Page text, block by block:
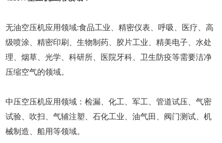
无油空压机应用领域:食品工业、精密仪表、呼吸、医疗、高
级喷涂、精密印刷、生物制药、胶片工业、精美电子、水处
理、烟草、光学、科研所、医院牙科、卫生防疫等需要洁净
压缩空气的领域。
中压空压机应用领域：检漏、化工、军工、管道试压、气密
试验、吹扫、气辅注塑、石化工业、油气田、阀门测试、机
械制造、船用等领域。